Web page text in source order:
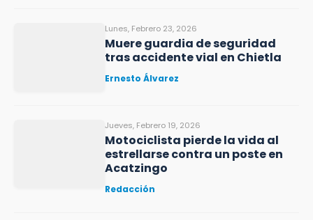
Lunes, Febrero 23, 2026
Muere guardia de seguridad
tras accidente vial en Chietla
Ernesto Álvarez
Jueves, Febrero 19, 2026
Motociclista pierde la vida al
estrellarse contra un poste en
Acatzingo
Redacción